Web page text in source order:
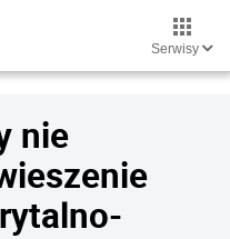
Serwisy
nie